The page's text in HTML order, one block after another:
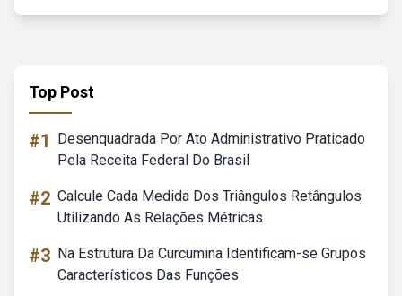
Top Post
#1
Desenquadrada Por Ato Administrativo Praticado
Pela Receita Federal Do Brasil
#2 Calcule Cada Medida Dos Triângulos Retângulos
Utilizando As Relações Métricas
#3 Na Estrutura Da Curcumina Identificam-se Grupos
Característicos Das Funções